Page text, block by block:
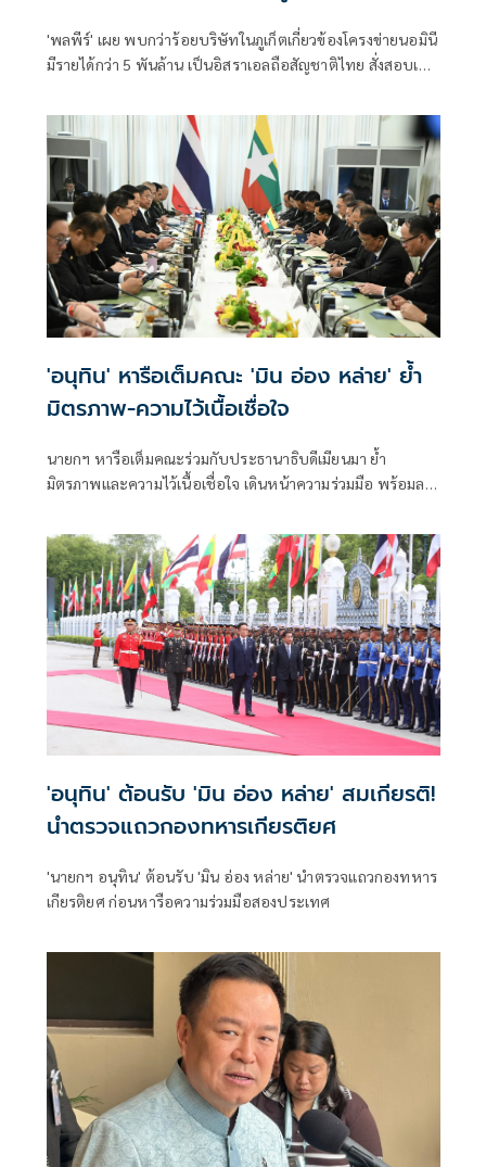
'พลพีร์' เผย พบกว่าร้อยบริษัทในภูเก็ตเกี่ยวข้องโครงข่ายนอมินี
มีรายได้กว่า 5 พันล้าน เป็นอิสราเอลถือสัญชาติไทย สั่งสอบเส้น
'อนุทิน' หารือเต็มคณะ 'มิน อ่อง หล่าย' ย้ำ
มิตรภาพ-ความไว้เนื้อเชื่อใจ
นายกฯ หารือเต็มคณะร่วมกับประธานาธิบดีเมียนมา ย้ำ
มิตรภาพและความไว้เนื้อเชื่อใจ เดินหน้าความร่วมมือ พร้อมลง
คุณภาพน้ำ -เทคโนโลยีอวกาศ
'อนุทิน' ต้อนรับ 'มิน อ่อง หล่าย' สมเกียรติ!
นำตรวจแถวกองทหารเกียรติยศ
'นายกฯ อนุทิน' ต้อนรับ 'มิน อ่อง หล่าย' นำตรวจแถวกองทหาร
เกียรติยศ ก่อนหารือความร่วมมือสองประเทศ